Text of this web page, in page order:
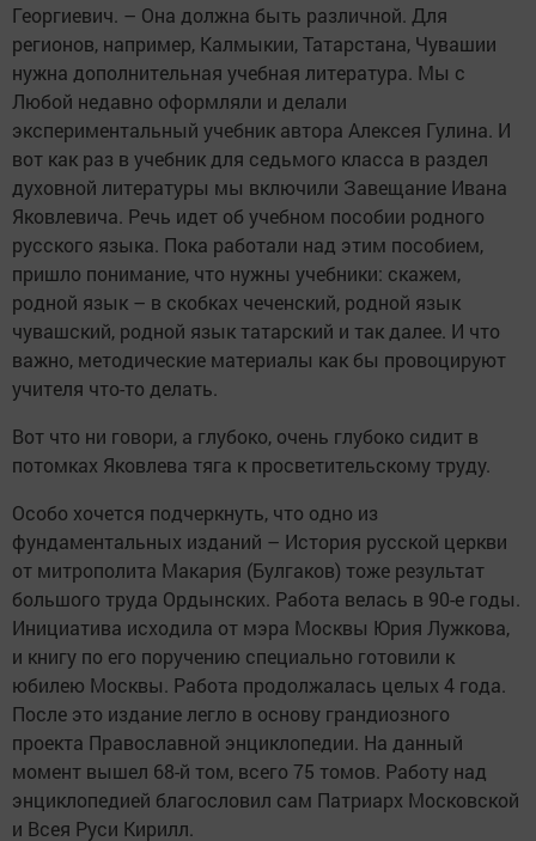
Георгиевич. – Она должна быть различной. Для
регионов, например, Калмыкии, Татарстана, Чувашии
нужна дополнительная учебная литература. Мы с
Любой недавно оформляли и делали
экспериментальный учебник автора Алексея Гулина. И
вот как раз в учебник для седьмого класса в раздел
духовной литературы мы включили Завещание Ивана
Яковлевича. Речь идет об учебном пособии родного
русского языка. Пока работали над этим пособием,
пришло понимание, что нужны учебники: скажем,
родной язык – в скобках чеченский, родной язык
чувашский, родной язык татарский и так далее. И что
важно, методические материалы как бы провоцируют
учителя что-то делать.
Вот что ни говори, а глубоко, очень глубоко сидит в
потомках Яковлева тяга к просветительскому труду.
Особо хочется подчеркнуть, что одно из
фундаментальных изданий – История русской церкви
от митрополита Макария (Булгаков) тоже результат
большого труда Ордынских. Работа велась в 90-е годы.
Инициатива исходила от мэра Москвы Юрия Лужкова,
и книгу по его поручению специально готовили к
юбилею Москвы. Работа продолжалась целых 4 года.
После это издание легло в основу грандиозного
проекта Православной энциклопедии. На данный
момент вышел 68-й том, всего 75 томов. Работу над
энциклопедией благословил сам Патриарх Московской
и Всея Руси Кирилл.